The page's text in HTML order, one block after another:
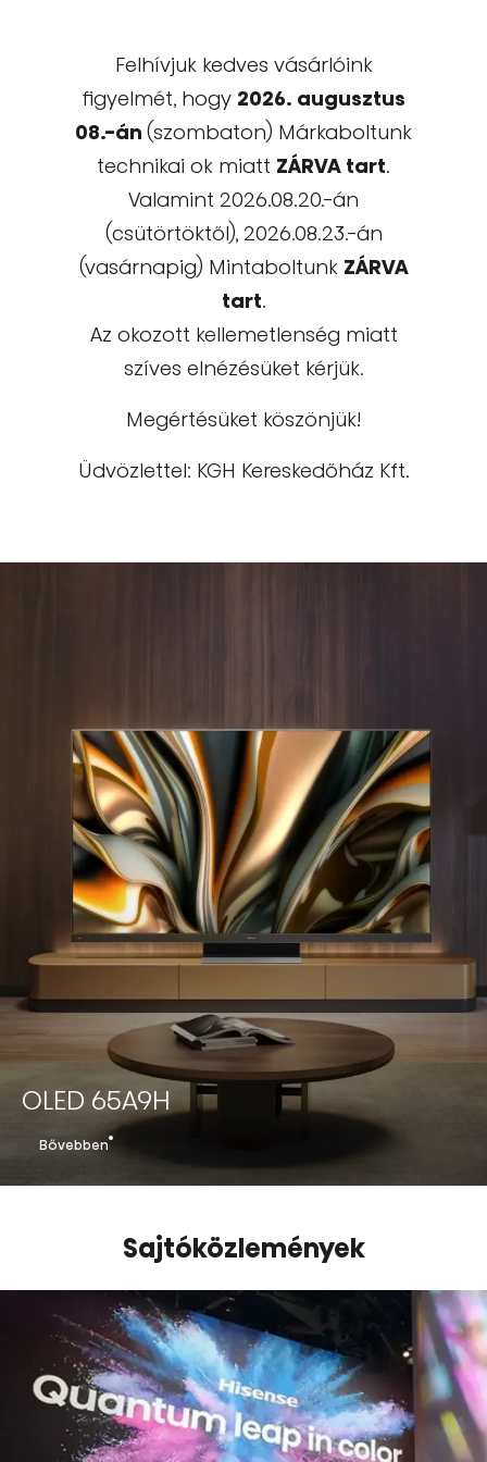
Felhívjuk kedves vásárlóink
figyelmét, hogy 2026. augusztus
08.-án (szombaton) Márkaboltunk
technikai ok miatt ZÁRVA tart.
Valamint 2026.08.20.-án
(csütörtöktől), 2026.08.23.-án
(vasárnapig) Mintaboltunk ZÁRVA
tart.
Az okozott kellemetlenség miatt
szíves elnézésüket kérjük.
Megértésüket köszönjük!
Üdvözlettel: KGH Kereskedőház Kft.
OLED 65A9H
Bővebben
Sajtóközlemények